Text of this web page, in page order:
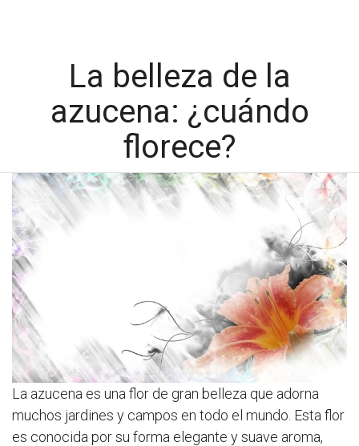
La belleza de la
azucena: ¿cuándo
florece?
La azucena es una flor de gran belleza que adorna
muchos jardines y campos en todo el mundo. Esta flor
es conocida por su forma elegante y suave aroma,